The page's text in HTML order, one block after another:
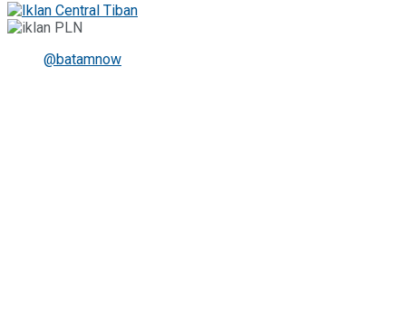
@batamnow